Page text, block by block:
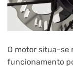
O motor situa-se
funcionamento